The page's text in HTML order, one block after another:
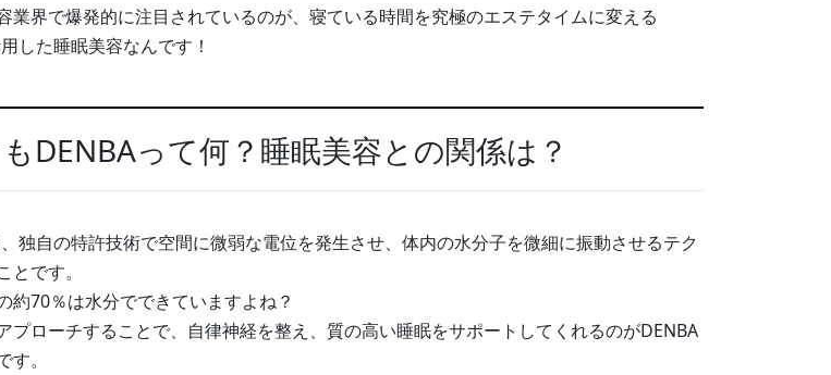
業界で爆発的に注目されているのが、寝ている時間を究極のエステタイムに変える
した睡眠美容なんです！
DENBAって何？睡眠美容との関係は？
独自の特許技術で空間に微弱な電位を発生させ、体内の水分子を微細に振動させるテク
とです。
約70％は水分でできていますよね？
プローチすることで、自律神経を整え、質の高い睡眠をサポートしてくれるのがDENBA
。